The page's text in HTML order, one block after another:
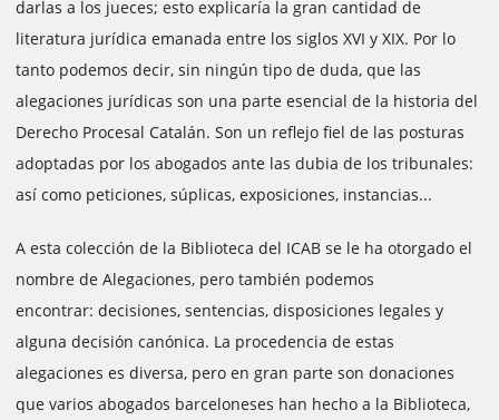
darlas a los jueces; esto explicaría la gran cantidad de
literatura jurídica emanada entre los siglos XVI y XIX. Por lo
tanto podemos decir, sin ningún tipo de duda, que las
alegaciones jurídicas son una parte esencial de la historia del
Derecho Procesal Catalán. Son un reflejo fiel de las posturas
adoptadas por los abogados ante las dubia de los tribunales:
así como peticiones, súplicas, exposiciones, instancias...
A esta colección de la Biblioteca del ICAB se le ha otorgado el
nombre de Alegaciones, pero también podemos
encontrar: decisiones, sentencias, disposiciones legales y
alguna decisión canónica. La procedencia de estas
alegaciones es diversa, pero en gran parte son donaciones
que varios abogados barceloneses han hecho a la Biblioteca,